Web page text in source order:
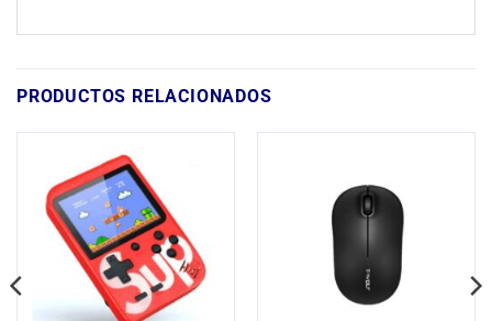
PRODUCTOS RELACIONADOS